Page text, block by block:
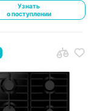
Узнать
о поступлении